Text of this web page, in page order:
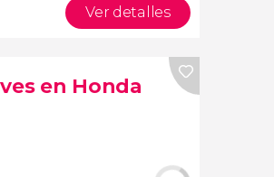
Ver detalles
en Honda